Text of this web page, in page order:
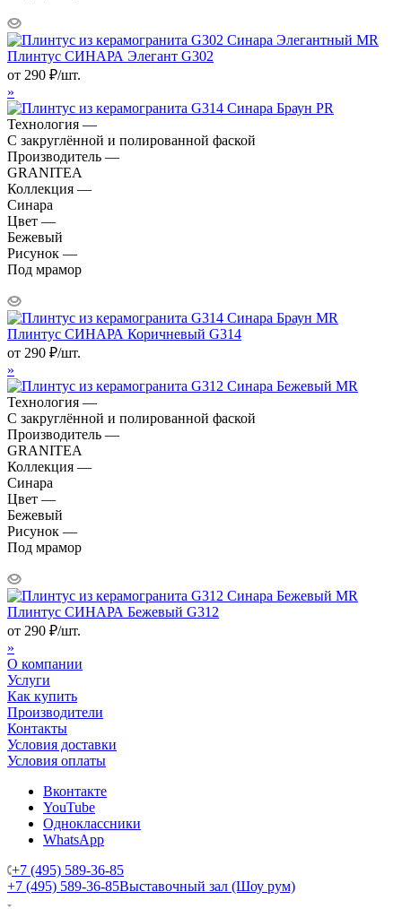
Плинтус СИНАРА Элегант G302
от 290 ₽/шт.
»
Технология —
С закруглённой и полированной фаской
Производитель —
GRANITEA
Коллекция —
Синара
Цвет —
Бежевый
Рисунок —
Под мрамор
Плинтус СИНАРА Коричневый G314
от 290 ₽/шт.
»
Технология —
С закруглённой и полированной фаской
Производитель —
GRANITEA
Коллекция —
Синара
Цвет —
Бежевый
Рисунок —
Под мрамор
Плинтус СИНАРА Бежевый G312
от 290 ₽/шт.
»
О компании
Услуги
Как купить
Производители
Контакты
Условия доставки
Условия оплаты
Вконтакте
YouTube
Одноклассники
WhatsApp
+7 (495) 589-36-85
+7 (495) 589-36-85Выставочный зал (Шоу рум)